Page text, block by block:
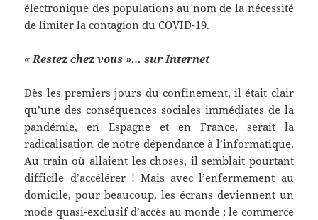
électronique des populations au nom de la nécessité
de limiter la contagion du COVID-19.
« Restez chez vous »… sur Internet
Dès les premiers jours du confinement, il était clair
qu’une des conséquences sociales immédiates de la
pandémie, en Espagne et en France, serait la
radicalisation de notre dépendance à l’informatique.
Au train où allaient les choses, il semblait pourtant
difficile d’accélérer ! Mais avec l’enfermement au
domicile, pour beaucoup, les écrans deviennent un
mode quasi-exclusif d’accès au monde ; le commerce